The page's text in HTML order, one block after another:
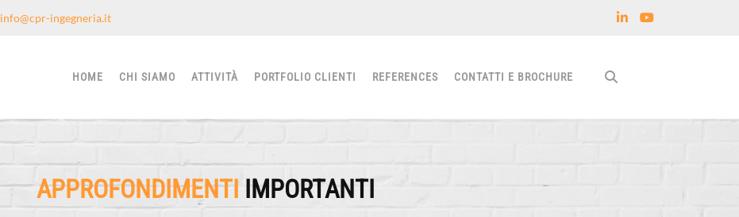
info@cpr-ingegneria.it
HOME CHI SIAMO ATTIVITÀ PORTFOLIO CLIENTI REFERENCES CONTATTI E BROCHURE
APPROFONDIMENTI IMPORTANTI